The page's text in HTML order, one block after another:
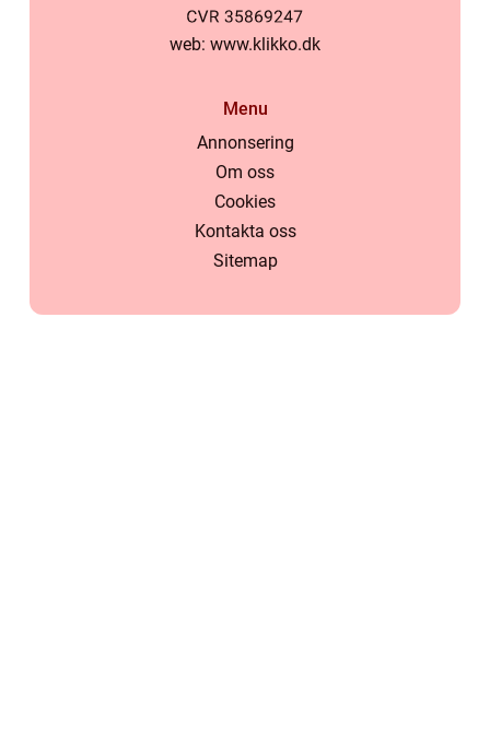
web: www.klikko.dk
Menu
Annonsering
Om oss
Cookies
Kontakta oss
Sitemap